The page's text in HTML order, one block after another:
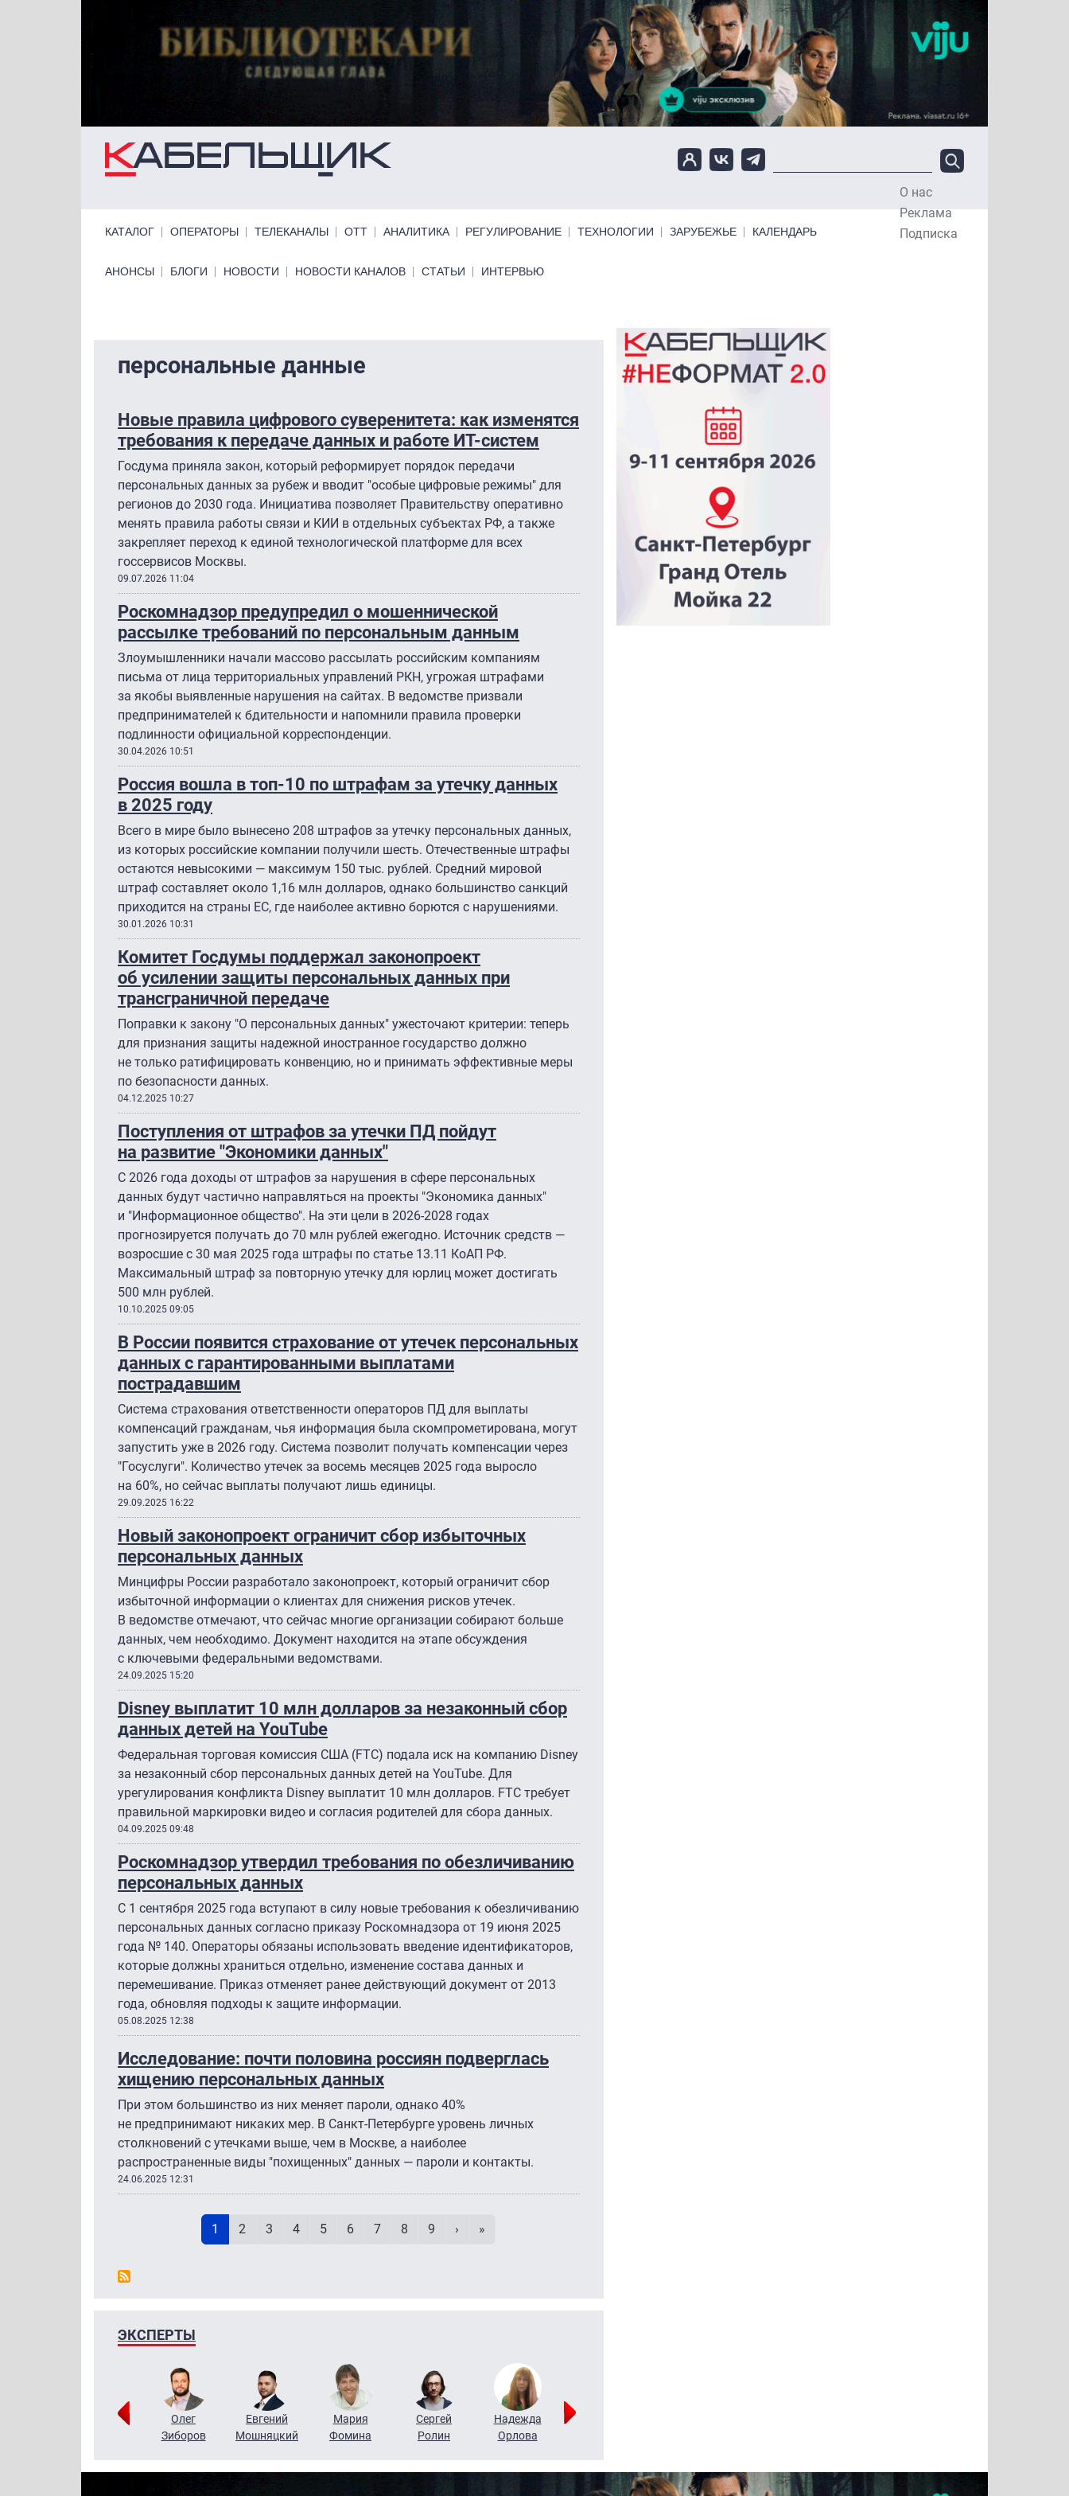
О нас
Реклама
Подписка
КАТАЛОГ ОПЕРАТОРЫ ТЕЛЕКАНАЛЫ ОТТ АНАЛИТИКА РЕГУЛИРОВАНИЕ ТЕХНОЛОГИИ ЗАРУБЕЖЬЕ КАЛЕНДАРЬ
Primary links bottom
АНОНСЫ БЛОГИ НОВОСТИ НОВОСТИ КАНАЛОВ СТАТЬИ ИНТЕРВЬЮ
персональные данные
Новые правила цифрового суверенитета: как изменятся
требования к передаче данных и работе ИТ-систем
Госдума приняла закон, который реформирует порядок передачи
персональных данных за рубеж и вводит "особые цифровые режимы" для
регионов до 2030 года. Инициатива позволяет Правительству оперативно
менять правила работы связи и КИИ в отдельных субъектах РФ, а также
закрепляет переход к единой технологической платформе для всех
госсервисов Москвы.
09.07.2026 11:04
Роскомнадзор предупредил о мошеннической
рассылке требований по персональным данным
Злоумышленники начали массово рассылать российским компаниям
письма от лица территориальных управлений РКН, угрожая штрафами
за якобы выявленные нарушения на сайтах. В ведомстве призвали
предпринимателей к бдительности и напомнили правила проверки
подлинности официальной корреспонденции.
30.04.2026 10:51
Россия вошла в топ-10 по штрафам за утечку данных
в 2025 году
Всего в мире было вынесено 208 штрафов за утечку персональных данных,
из которых российские компании получили шесть. Отечественные штрафы
остаются невысокими — максимум 150 тыс. рублей. Средний мировой
штраф составляет около 1,16 млн долларов, однако большинство санкций
приходится на страны ЕС, где наиболее активно борются с нарушениями.
30.01.2026 10:31
Комитет Госдумы поддержал законопроект
об усилении защиты персональных данных при
трансграничной передаче
Поправки к закону "О персональных данных" ужесточают критерии: теперь
для признания защиты надежной иностранное государство должно
не только ратифицировать конвенцию, но и принимать эффективные меры
по безопасности данных.
04.12.2025 10:27
Поступления от штрафов за утечки ПД пойдут
на развитие "Экономики данных"
С 2026 года доходы от штрафов за нарушения в сфере персональных
данных будут частично направляться на проекты "Экономика данных"
и "Информационное общество". На эти цели в 2026-2028 годах
прогнозируется получать до 70 млн рублей ежегодно. Источник средств —
возросшие с 30 мая 2025 года штрафы по статье 13.11 КоАП РФ.
Максимальный штраф за повторную утечку для юрлиц может достигать
500 млн рублей.
10.10.2025 09:05
В России появится страхование от утечек персональных
данных с гарантированными выплатами
пострадавшим
Система страхования ответственности операторов ПД для выплаты
компенсаций гражданам, чья информация была скомпрометирована, могут
запустить уже в 2026 году. Система позволит получать компенсации через
"Госуслуги". Количество утечек за восемь месяцев 2025 года выросло
на 60%, но сейчас выплаты получают лишь единицы.
29.09.2025 16:22
Новый законопроект ограничит сбор избыточных
персональных данных
Минцифры России разработало законопроект, который ограничит сбор
избыточной информации о клиентах для снижения рисков утечек.
В ведомстве отмечают, что сейчас многие организации собирают больше
данных, чем необходимо. Документ находится на этапе обсуждения
с ключевыми федеральными ведомствами.
24.09.2025 15:20
Disney выплатит 10 млн долларов за незаконный сбор
данных детей на YouTube
Федеральная торговая комиссия США (FTC) подала иск на компанию Disney
за незаконный сбор персональных данных детей на YouTube. Для
урегулирования конфликта Disney выплатит 10 млн долларов. FTC требует
правильной маркировки видео и согласия родителей для сбора данных.
04.09.2025 09:48
Роскомнадзор утвердил требования по обезличиванию
персональных данных
С 1 сентября 2025 года вступают в силу новые требования к обезличиванию
персональных данных согласно приказу Роскомнадзора от 19 июня 2025
года № 140. Операторы обязаны использовать введение идентификаторов,
которые должны храниться отдельно, изменение состава данных и
перемешивание. Приказ отменяет ранее действующий документ от 2013
года, обновляя подходы к защите информации.
05.08.2025 12:38
Исследование: почти половина россиян подверглась
хищению персональных данных
При этом большинство из них меняет пароли, однако 40%
не предпринимают никаких мер. В Санкт-Петербурге уровень личных
столкновений с утечками выше, чем в Москве, а наиболее
распространенные виды "похищенных" данных — пароли и контакты.
24.06.2025 12:31
Текущая страница
1 Page
2 Page
3 Page
4 Page
5 Page
6 Page
7 Page
8 Page
9 Следующая страница
› Последняя страница
»
ЭКСПЕРТЫ
Григорий
Олег
Зиборов
Евгений
Мошняцкий
Мария
Фомина
Сергей
Ролин
Надежда
Орлова